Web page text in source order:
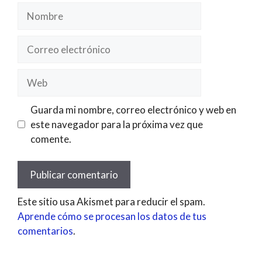
electrónico
Guarda mi nombre, correo electrónico y web en
este navegador para la próxima vez que
comente.
Este sitio usa Akismet para reducir el spam.
Aprende cómo se procesan los datos de tus
comentarios.